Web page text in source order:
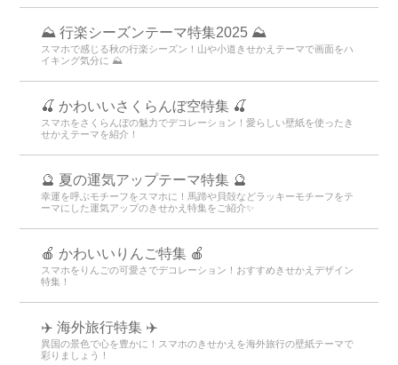
⛰ 行楽シーズンテーマ特集2025 ⛰
スマホで感じる秋の行楽シーズン！山や小道きせかえテーマで画面をハ
イキング気分に ⛰
🍒 かわいいさくらんぼ空特集 🍒
スマホをさくらんぼの魅力でデコレーション！愛らしい壁紙を使ったき
せかえテーマを紹介！
🔮 夏の運気アップテーマ特集 🔮
幸運を呼ぶモチーフをスマホに！馬蹄や貝殻などラッキーモチーフをテ
ーマにした運気アップのきせかえ特集をご紹介✨
🍎 かわいいりんご特集 🍎
スマホをりんごの可愛さでデコレーション！おすすめきせかえデザイン
特集！
✈️ 海外旅行特集 ✈️
異国の景色で心を豊かに！スマホのきせかえを海外旅行の壁紙テーマで
彩りましょう！